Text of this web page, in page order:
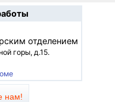
отделением
горы, д.15.
нам!